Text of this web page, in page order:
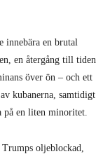
innebära en brutal
en återgång till tiden
över ön – och ett
kubanerna, samtidigt
på en liten minoritet.
oljeblockad,